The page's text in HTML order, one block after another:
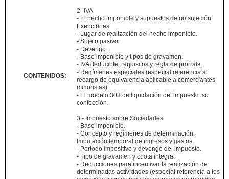
CONTENIDOS:
2- IVA
- El hecho imponible y supuestos de no sujeción.
Exenciones
- Lugar de realización del hecho imponible.
- Sujeto pasivo.
- Devengo.
- Base imponible y tipos de gravamen.
- IVA deducible: requisitos y regla de prorrata.
- Regímenes especiales (especial referencia al
recargo de equivalencia aplicable a comerciantes
minoristas).
- El modelo 303 de liquidación del impuesto: su
confección.
3.- Impuesto sobre Sociedades
- Base imponible.
- Concepto y regímenes de determinación.
Imputación temporal de ingresos y gastos.
- Periodo impositivo y devengo del impuesto.
- Tipo de gravamen y cuota íntegra.
- Deducciones para incentivar la realización de
determinadas actividades (especial referencia a los